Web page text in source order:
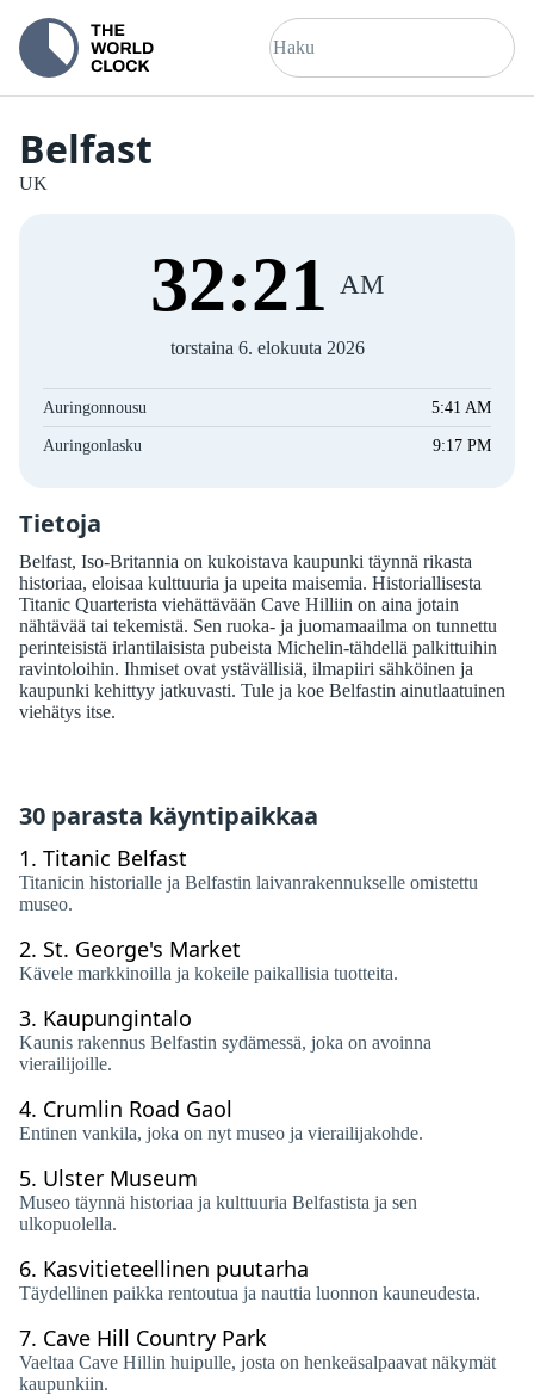
Belfast
UK
32:21 AM
torstaina 6. elokuuta 2026
Auringonnousu 5:41 AM
Auringonlasku 9:17 PM
Tietoja
Belfast, Iso-Britannia on kukoistava kaupunki täynnä rikasta
historiaa, eloisaa kulttuuria ja upeita maisemia. Historiallisesta
Titanic Quarterista viehättävään Cave Hilliin on aina jotain
nähtävää tai tekemistä. Sen ruoka- ja juomamaailma on tunnettu
perinteisistä irlantilaisista pubeista Michelin-tähdellä palkittuihin
ravintoloihin. Ihmiset ovat ystävällisiä, ilmapiiri sähköinen ja
kaupunki kehittyy jatkuvasti. Tule ja koe Belfastin ainutlaatuinen
viehätys itse.
30 parasta käyntipaikkaa
1. Titanic Belfast
Titanicin historialle ja Belfastin laivanrakennukselle omistettu
museo.
2. St. George's Market
Kävele markkinoilla ja kokeile paikallisia tuotteita.
3. Kaupungintalo
Kaunis rakennus Belfastin sydämessä, joka on avoinna
vierailijoille.
4. Crumlin Road Gaol
Entinen vankila, joka on nyt museo ja vierailijakohde.
5. Ulster Museum
Museo täynnä historiaa ja kulttuuria Belfastista ja sen
ulkopuolella.
6. Kasvitieteellinen puutarha
Täydellinen paikka rentoutua ja nauttia luonnon kauneudesta.
7. Cave Hill Country Park
Vaeltaa Cave Hillin huipulle, josta on henkeäsalpaavat näkymät
kaupunkiin.